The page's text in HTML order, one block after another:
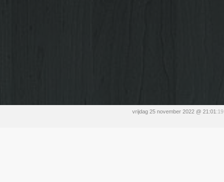
vrijdag 25 november 2022 @ 21:01 :19